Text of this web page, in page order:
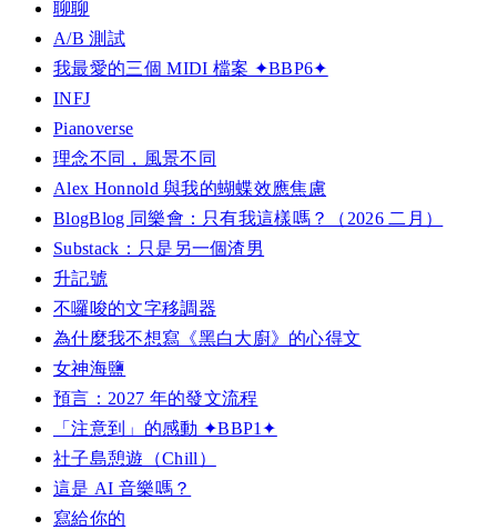
聊聊
A/B 測試
我最愛的三個 MIDI 檔案 ✦BBP6✦
INFJ
Pianoverse
理念不同，風景不同
Alex Honnold 與我的蝴蝶效應焦慮
BlogBlog 同樂會：只有我這樣嗎？（2026 二月）
Substack：只是另一個渣男
升記號
不囉唆的文字移調器
為什麼我不想寫《黑白大廚》的心得文
女神海鹽
預言：2027 年的發文流程
「注意到」的感動 ✦BBP1✦
社子島憩遊（Chill）
這是 AI 音樂嗎？
寫給你的